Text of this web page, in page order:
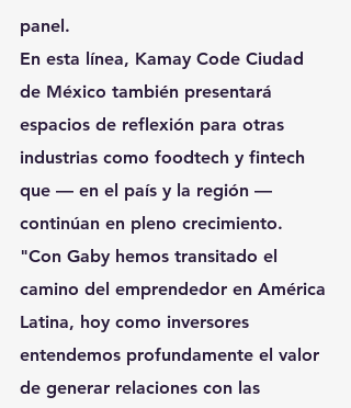
panel.
En esta línea, Kamay Code Ciudad
de México también presentará
espacios de reflexión para otras
industrias como foodtech y fintech
que — en el país y la región —
continúan en pleno crecimiento.
"Con Gaby hemos transitado el
camino del emprendedor en América
Latina, hoy como inversores
entendemos profundamente el valor
de generar relaciones con las